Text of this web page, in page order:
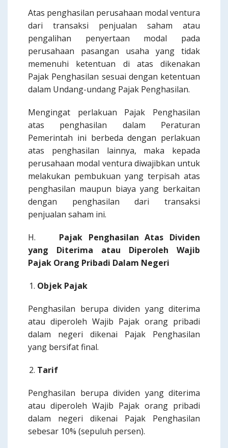
Atas penghasilan perusahaan modal ventura
dari transaksi penjualan saham atau
pengalihan penyertaan modal pada
perusahaan pasangan usaha yang tidak
memenuhi ketentuan di atas dikenakan
Pajak Penghasilan sesuai dengan ketentuan
dalam Undang-undang Pajak Penghasilan.
Mengingat perlakuan Pajak Penghasilan
atas penghasilan dalam Peraturan
Pemerintah ini berbeda dengan perlakuan
atas penghasilan lainnya, maka kepada
perusahaan modal ventura diwajibkan untuk
melakukan pembukuan yang terpisah atas
penghasilan maupun biaya yang berkaitan
dengan penghasilan dari transaksi
penjualan saham ini.
H. Pajak Penghasilan Atas Dividen
yang
Diterima
atau Diperoleh Wajib
Pajak Orang Pribadi Dalam Negeri
Objek Pajak
Penghasilan berupa dividen yang diterima
atau diperoleh Wajib Pajak orang pribadi
dalam negeri dikenai Pajak Penghasilan
yang bersifat final.
Tarif
Penghasilan berupa dividen yang diterima
atau diperoleh Wajib Pajak orang pribadi
dalam negeri dikenai Pajak Penghasilan
sebesar 10% (sepuluh persen).